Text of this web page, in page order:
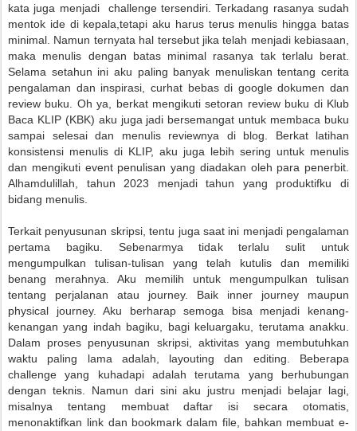
kata juga menjadi challenge tersendiri. Terkadang rasanya sudah
mentok ide di kepala,tetapi aku harus terus menulis hingga batas
minimal. Namun ternyata hal tersebut jika telah menjadi kebiasaan,
maka menulis dengan batas minimal rasanya tak terlalu berat.
Selama setahun ini aku paling banyak menuliskan tentang cerita
pengalaman dan inspirasi, curhat bebas di google dokumen dan
review buku. Oh ya, berkat mengikuti setoran review buku di Klub
Baca KLIP (KBK) aku juga jadi bersemangat untuk membaca buku
sampai selesai dan menulis reviewnya di blog. Berkat latihan
konsistensi menulis di KLIP, aku juga lebih sering untuk menulis
dan mengikuti event penulisan yang diadakan oleh para penerbit.
Alhamdulillah, tahun 2023 menjadi tahun yang produktifku di
bidang menulis.
Terkait penyusunan skripsi, tentu juga saat ini menjadi pengalaman
pertama bagiku. Sebenarmya tidak terlalu sulit untuk
mengumpulkan tulisan-tulisan yang telah kutulis dan memiliki
benang merahnya. Aku memilih untuk mengumpulkan tulisan
tentang perjalanan atau journey. Baik inner journey maupun
physical journey. Aku berharap semoga bisa menjadi kenang-
kenangan yang indah bagiku, bagi keluargaku, terutama anakku.
Dalam proses penyusunan skripsi, aktivitas yang membutuhkan
waktu paling lama adalah, layouting dan editing. Beberapa
challenge yang kuhadapi adalah terutama yang berhubungan
dengan teknis. Namun dari sini aku justru menjadi belajar lagi,
misalnya tentang membuat daftar isi secara otomatis,
menonaktifkan link dan bookmark dalam file, bahkan membuat e-